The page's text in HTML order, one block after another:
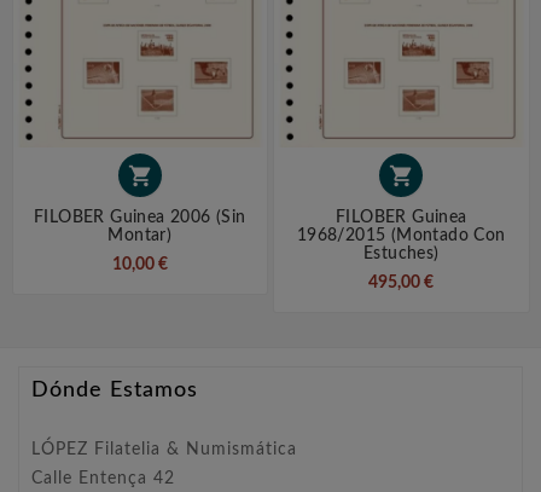

FILOBER Guinea 2006 (sin
Montar)
10,00 €

FILOBER Guinea
1968/2015 (montado Con
Estuches)
495,00 €
Dónde Estamos
LÓPEZ Filatelia & Numismática
Calle Entença 42